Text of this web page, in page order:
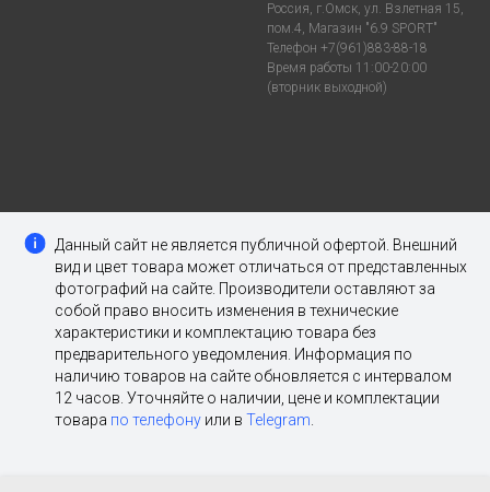
Россия, г.Омск, ул. Взлетная 15,
пом.4, Магазин "6.9 SPORT"
Телефон +7(961)883-88-18
Время работы 11:00-20:00
(вторник выходной)
Данный сайт не является публичной офертой. Внешний
вид и цвет товара может отличаться от представленных
фотографий на сайте. Производители оставляют за
собой право вносить изменения в технические
характеристики и комплектацию товара без
предварительного уведомления. Информация по
наличию товаров на сайте обновляется с интервалом
12 часов. Уточняйте о наличии, цене и комплектации
товара по телефону или в Telegram.